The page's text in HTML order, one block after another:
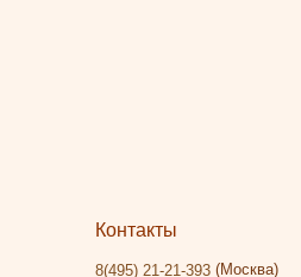
Контакты
8(495) 21-21-393(Москва)